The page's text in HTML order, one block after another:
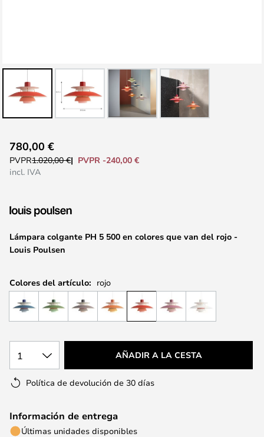
comienzo
galería
imágenes
Lámpara colgante PH 5 500 en colores que van del rojo -
Louis Poulsen
780,00 €
PVPR1.020,00 €
PVPR -240,00 €
incl. IVA
Colores del artículo: rojo
1 AÑADIR A LA CESTA
Política de devolución de 30 días
Información de entrega
Últimas unidades disponibles